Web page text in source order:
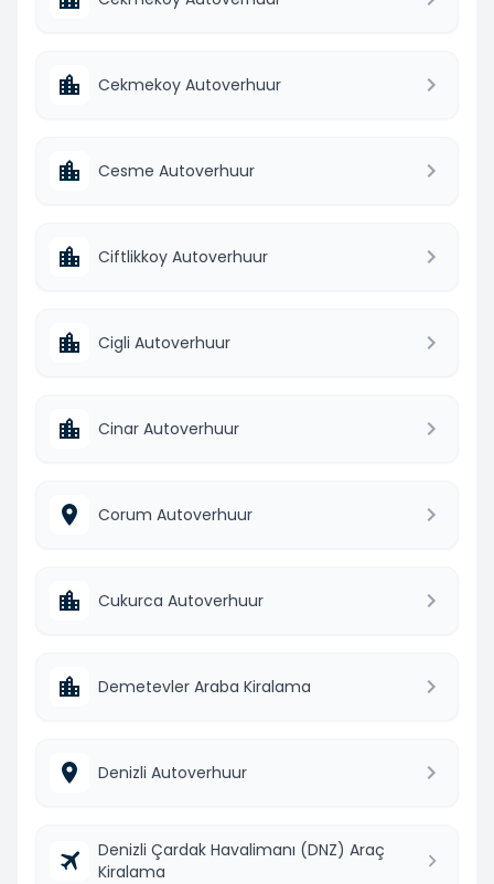
Cekmekoy Autoverhuur
Cesme Autoverhuur
Ciftlikkoy Autoverhuur
Cigli Autoverhuur
Cinar Autoverhuur
Corum Autoverhuur
Cukurca Autoverhuur
Demetevler Araba Kiralama
Denizli Autoverhuur
Denizli Çardak Havalimanı (DNZ) Araç
Kiralama